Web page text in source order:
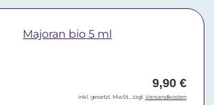
Majoran bio 5 ml
9,90 €
inkl. gesetzl. MwSt., zzgl. Versandkosten